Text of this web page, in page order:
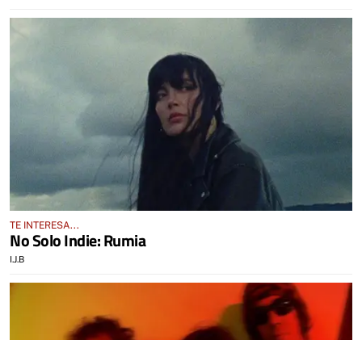
TE INTERESA...
No Solo Indie: Rumia
I.J.B